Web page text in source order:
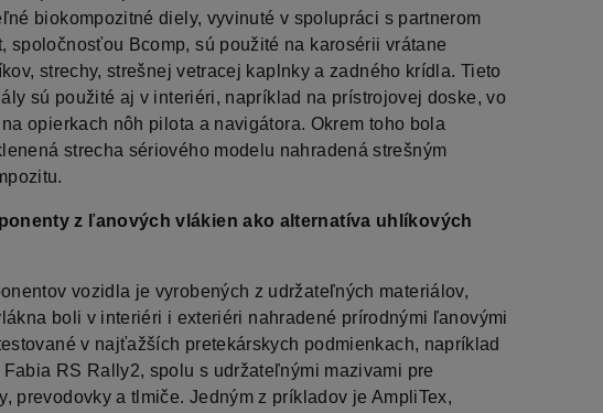
biokompozitné diely, vyvinuté v spolupráci s partnerom
spoločnosťou Bcomp, sú použité na karosérii vrátane
strechy, strešnej vetracej kaplnky a zadného krídla. Tieto
sú použité aj v interiéri, napríklad na prístrojovej doske, vo
opierkach nôh pilota a navigátora. Okrem toho bola
strecha sériového modelu nahradená strešným
z ľanových vlákien ako alternatíva uhlíkových
vozidla je vyrobených z udržateľných materiálov,
boli v interiéri i exteriéri nahradené prírodnými ľanovými
v najťažších pretekárskych podmienkach, napríklad
RS Rally2, spolu s udržateľnými mazivami pre
prevodovky a tlmiče. Jedným z príkladov je AmpliTex,